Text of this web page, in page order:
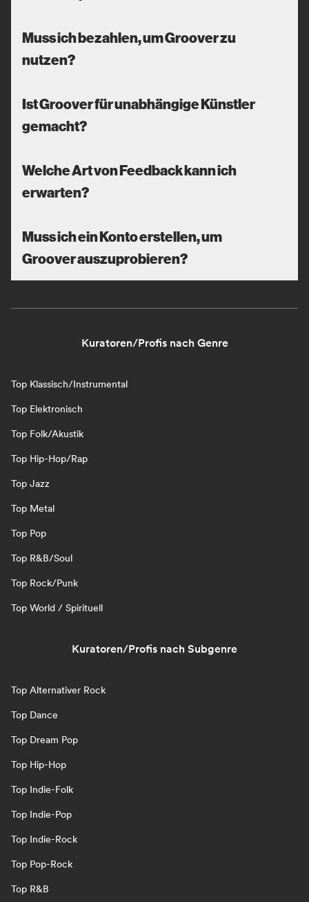
Muss ich bezahlen, um Groover zu
nutzen?
Ist Groover für unabhängige Künstler
gemacht?
Welche Art von Feedback kann ich
erwarten?
Muss ich ein Konto erstellen, um
Groover auszuprobieren?
Kuratoren/Profis nach Genre
Top Klassisch/Instrumental
Top Elektronisch
Top Folk/Akustik
Top Hip-Hop/Rap
Top Jazz
Top Metal
Top Pop
Top R&B/Soul
Top Rock/Punk
Top World / Spirituell
Kuratoren/Profis nach Subgenre
Top Alternativer Rock
Top Dance
Top Dream Pop
Top Hip-Hop
Top Indie-Folk
Top Indie-Pop
Top Indie-Rock
Top Pop-Rock
Top R&B